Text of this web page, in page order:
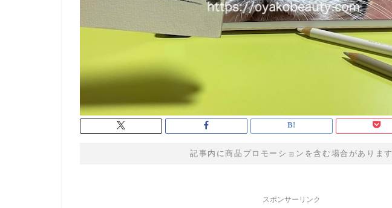
記事内に商品プロモーションを含む場合があります
スポンサーリンク